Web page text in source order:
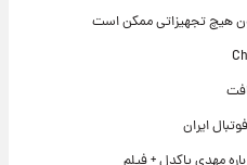
هیچ تجهیزاتی ممکن است
ایران